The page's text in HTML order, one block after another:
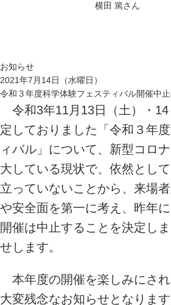
横田 篤さん
お知らせ
2021年7月14日（水曜日）
令和３年度科学体験フェスティバル開催中
令和3年11月13日（土）・14
定しておりました「令和３年
ィバル」について、新型コロ
大している現状で、依然とし
立っていないことから、来場
や安全面を第一に考え、昨年
開催は中止することを決定し
せします。
本年度の開催を楽しみにされ
大変残念なお知らせとなりま